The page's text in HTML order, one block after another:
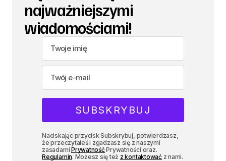
najważniejszymi
wiadomościami!
Naciskając przycisk Subskrybuj, potwierdzasz,
że przeczytałeś i zgadzasz się z naszymi
zasadamiPrywatnośćPrywatności oraz.
Regulamin. Możesz się też z kontaktowaćz nami.